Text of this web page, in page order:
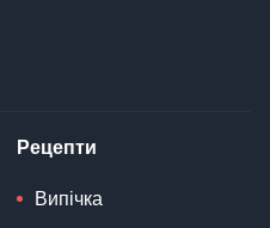
Рецепти
Випічка